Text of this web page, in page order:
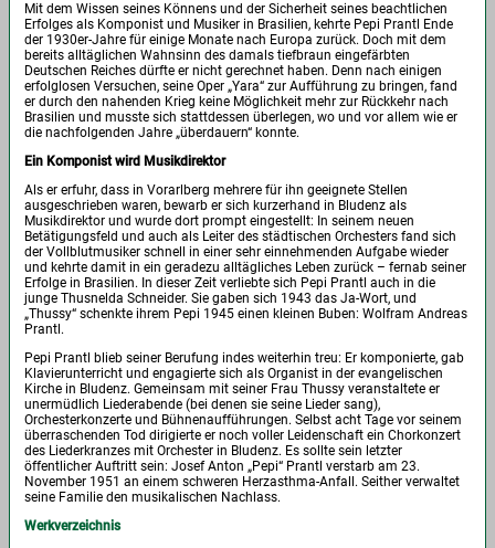
Mit dem Wissen seines Könnens und der Sicherheit seines beachtlichen
Erfolges als Komponist und Musiker in Brasilien, kehrte Pepi Prantl Ende
der 1930er-Jahre für einige Monate nach Europa zurück. Doch mit dem
bereits alltäglichen Wahnsinn des damals tiefbraun eingefärbten
Deutschen Reiches dürfte er nicht gerechnet haben. Denn nach einigen
erfolglosen Versuchen, seine Oper „Yara“ zur Aufführung zu bringen, fand
er durch den nahenden Krieg keine Möglichkeit mehr zur Rückkehr nach
Brasilien und musste sich stattdessen überlegen, wo und vor allem wie er
die nachfolgenden Jahre „überdauern“ konnte.
Ein Komponist wird Musikdirektor
Als er erfuhr, dass in Vorarlberg mehrere für ihn geeignete Stellen
ausgeschrieben waren, bewarb er sich kurzerhand in Bludenz als
Musikdirektor und wurde dort prompt eingestellt: In seinem neuen
Betätigungsfeld und auch als Leiter des städtischen Orchesters fand sich
der Vollblutmusiker schnell in einer sehr einnehmenden Aufgabe wieder
und kehrte damit in ein geradezu alltägliches Leben zurück – fernab seiner
Erfolge in Brasilien. In dieser Zeit verliebte sich Pepi Prantl auch in die
junge Thusnelda Schneider. Sie gaben sich 1943 das Ja-Wort, und
„Thussy“ schenkte ihrem Pepi 1945 einen kleinen Buben: Wolfram Andreas
Prantl.
Pepi Prantl blieb seiner Berufung indes weiterhin treu: Er komponierte, gab
Klavierunterricht und engagierte sich als Organist in der evangelischen
Kirche in Bludenz. Gemeinsam mit seiner Frau Thussy veranstaltete er
unermüdlich Liederabende (bei denen sie seine Lieder sang),
Orchesterkonzerte und Bühnenaufführungen. Selbst acht Tage vor seinem
überraschenden Tod dirigierte er noch voller Leidenschaft ein Chorkonzert
des Liederkranzes mit Orchester in Bludenz. Es sollte sein letzter
öffentlicher Auftritt sein: Josef Anton „Pepi“ Prantl verstarb am 23.
November 1951 an einem schweren Herzasthma-Anfall. Seither verwaltet
seine Familie den musikalischen Nachlass.
Werkverzeichnis